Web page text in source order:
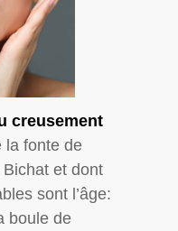
creusement
la fonte de
et dont
sont l’âge:
boule de